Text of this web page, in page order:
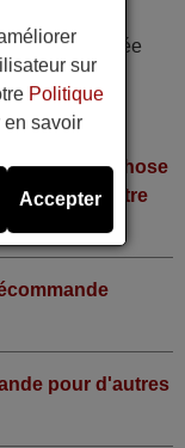
1,5 V utilisée
quelque chose
sans y mettre
pour d'autres
sur
Politique
en savoir
Accepter